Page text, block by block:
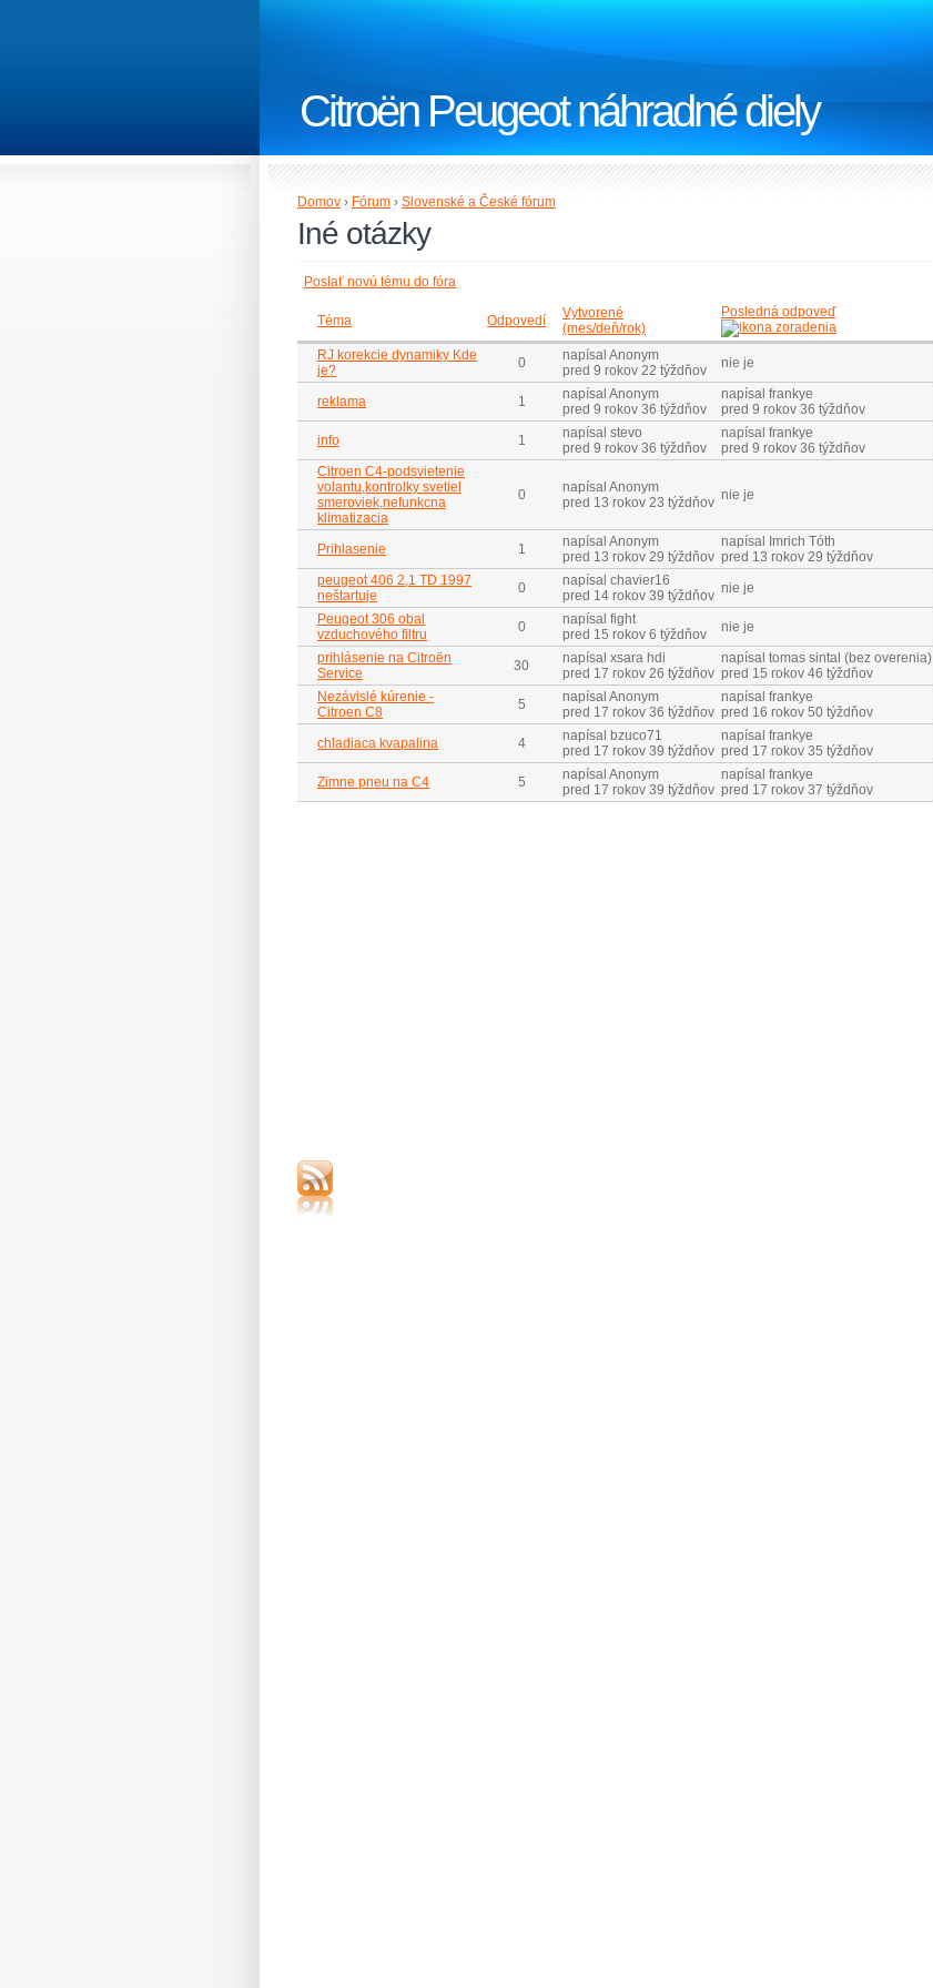
Citroën Peugeot náhradné diely
Domov › Fórum › Slovenské a České fórum
Iné otázky
Poslať novú tému do fóra
Téma Odpovedí
Vytvorené
(mes/deň/rok)
Posledná odpoveď
RJ korekcie dynamiky Kde
je?
0
napísal Anonym
pred 9 rokov 22 týždňov
nie je
reklama 1
napísal Anonym
pred 9 rokov 36 týždňov
napísal frankye
pred 9 rokov 36 týždňov
info
1
napísal stevo
pred 9 rokov 36 týždňov
napísal frankye
pred 9 rokov 36 týždňov
Citroen C4-podsvietenie
volantu,kontrolky svetiel
smeroviek,nefunkcna
klimatizacia
0
napísal Anonym
pred 13 rokov 23 týždňov nie je
Prihlasenie 1
napísal Anonym
pred 13 rokov 29 týždňov
napísal Imrich Tóth
pred 13 rokov 29 týždňov
peugeot 406 2,1 TD 1997
neštartuje
0
napísal chavier16
pred 14 rokov 39 týždňov nie je
Peugeot 306 obal
vzduchového filtru
0
napísal fight
pred 15 rokov 6 týždňov
nie je
prihlásenie na Citroën
Service
30
napísal xsara hdi
pred 17 rokov 26 týždňov
napísal tomas sintal (bez overenia)
pred 15 rokov 46 týždňov
Nezávislé kúrenie -
Citroen C8
5
napísal Anonym
pred 17 rokov 36 týždňov
napísal frankye
pred 16 rokov 50 týždňov
chladiaca kvapalina
4
napísal bzuco71
pred 17 rokov 39 týždňov
napísal frankye
pred 17 rokov 35 týždňov
Zimne pneu na C4
5
napísal Anonym
pred 17 rokov 39 týždňov
napísal frankye
pred 17 rokov 37 týždňov